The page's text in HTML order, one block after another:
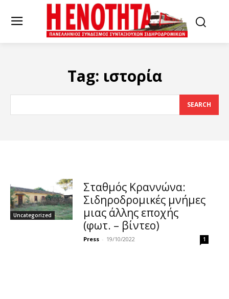
Tag: ιστορία
SEARCH
Uncategorized
Σταθμός Κραννώνα:
Σιδηροδρομικές μνήμες
μιας άλλης εποχής
(φωτ. – βίντεο)
Press - 19/10/2022 1